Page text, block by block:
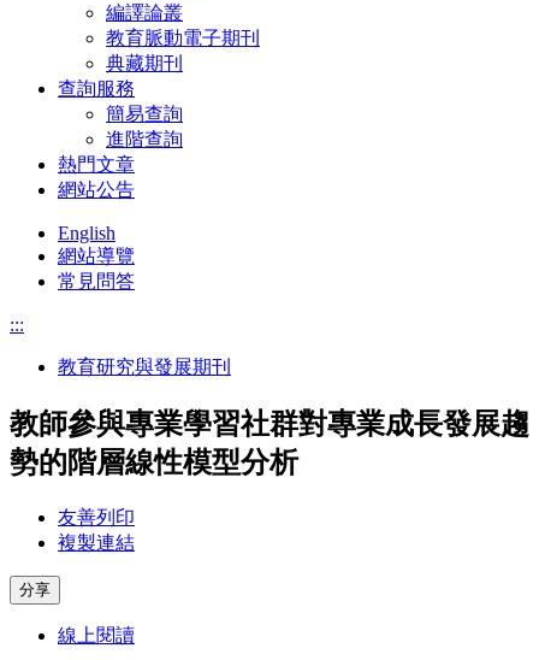
編譯論叢
教育脈動電子期刊
典藏期刊
查詢服務
簡易查詢
進階查詢
熱門文章
網站公告
English
網站導覽
常見問答
:::
教育研究與發展期刊
教師參與專業學習社群對專業成長發展趨
勢的階層線性模型分析
友善列印
複製連結
分享
線上閱讀